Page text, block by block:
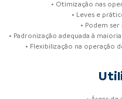
• Otimização nas
• Leves e
• Podem
• Padronização adequada à
• Flexibilização na operação